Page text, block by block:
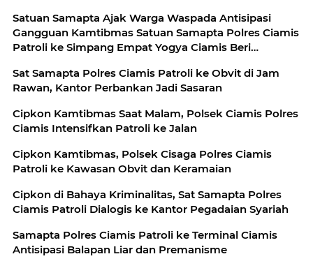
Satuan Samapta Ajak Warga Waspada Antisipasi
Gangguan Kamtibmas Satuan Samapta Polres Ciamis
Patroli ke Simpang Empat Yogya Ciamis Beri
Samapta Polres Ciamis Beri Himbauan Kamtibmas ke
Warga
Sat Samapta Polres Ciamis Patroli ke Obvit di Jam
Rawan, Kantor Perbankan Jadi Sasaran
Cipkon Kamtibmas Saat Malam, Polsek Ciamis Polres
Ciamis Intensifkan Patroli ke Jalan
Cipkon Kamtibmas, Polsek Cisaga Polres Ciamis
Patroli ke Kawasan Obvit dan Keramaian
Cipkon di Bahaya Kriminalitas, Sat Samapta Polres
Ciamis Patroli Dialogis ke Kantor Pegadaian Syariah
Samapta Polres Ciamis Patroli ke Terminal Ciamis
Antisipasi Balapan Liar dan Premanisme